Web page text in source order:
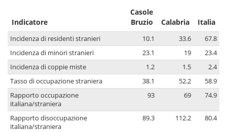
Indicatore
Casole
Bruzio
Calabria Italia
Incidenza di residenti stranieri 10.1 33.6
67.8
Incidenza di minori stranieri
23.1 19
23.4
Incidenza di coppie miste
1.2 1.5
2.4
Tasso di occupazione straniera
38.1 52.2
58.9
Rapporto occupazione
italiana/straniera
93 69 74.9
Rapporto disoccupazione
italiana/straniera
89.3 112.2 80.4